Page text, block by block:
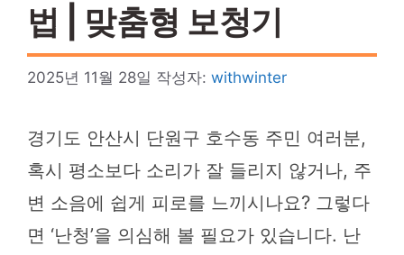
법 | 맞춤형 보청기
2025년 11월 28일 작성자: withwinter
경기도 안산시 단원구 호수동 주민 여러분,
혹시 평소보다 소리가 잘 들리지 않거나, 주
변 소음에 쉽게 피로를 느끼시나요? 그렇다
면 ‘난청’을 의심해 볼 필요가 있습니다. 난